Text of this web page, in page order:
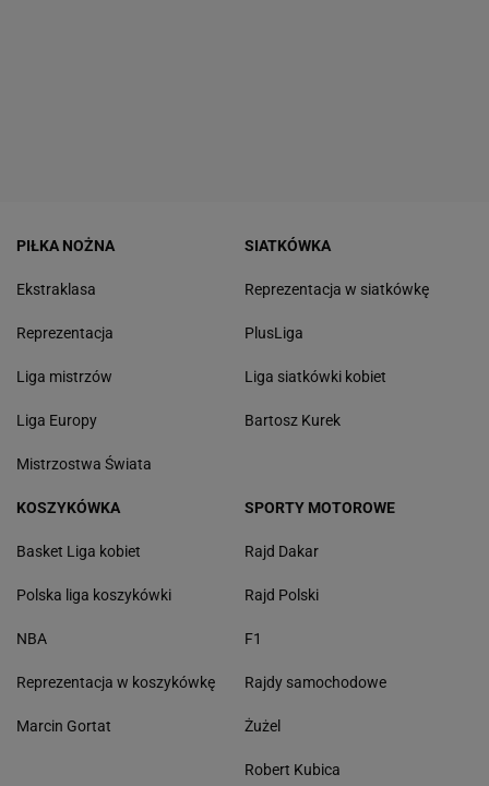
PIŁKA NOŻNA
Ekstraklasa
Reprezentacja
Liga mistrzów
Liga Europy
Mistrzostwa Świata
SIATKÓWKA
Reprezentacja w siatkówkę
PlusLiga
Liga siatkówki kobiet
Bartosz Kurek
KOSZYKÓWKA
Basket Liga kobiet
Polska liga koszykówki
NBA
Reprezentacja w koszykówkę
Marcin Gortat
SPORTY MOTOROWE
Rajd Dakar
Rajd Polski
F1
Rajdy samochodowe
Żużel
Robert Kubica